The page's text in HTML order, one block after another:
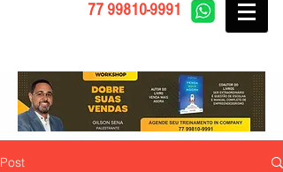
77 99810-9991
Post